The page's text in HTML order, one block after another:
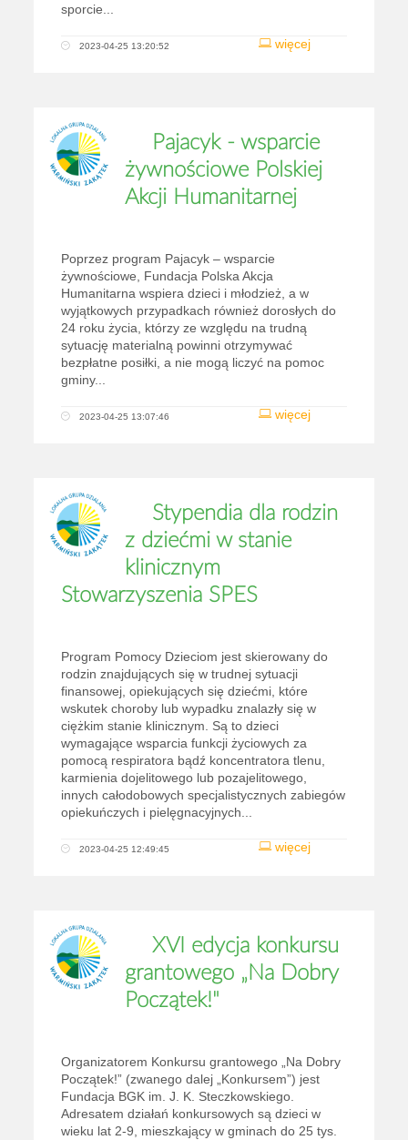
sporcie...
więcej
2023-04-25 13:20:52
Pajacyk - wsparcie
żywnościowe Polskiej
Akcji Humanitarnej
Poprzez program Pajacyk – wsparcie
żywnościowe, Fundacja Polska Akcja
Humanitarna wspiera dzieci i młodzież, a w
wyjątkowych przypadkach również dorosłych do
24 roku życia, którzy ze względu na trudną
sytuację materialną powinni otrzymywać
bezpłatne posiłki, a nie mogą liczyć na pomoc
gminy...
więcej
2023-04-25 13:07:46
Stypendia dla rodzin
z dziećmi w stanie
klinicznym
Stowarzyszenia SPES
Program Pomocy Dzieciom jest skierowany do
rodzin znajdujących się w trudnej sytuacji
finansowej, opiekujących się dziećmi, które
wskutek choroby lub wypadku znalazły się w
ciężkim stanie klinicznym. Są to dzieci
wymagające wsparcia funkcji życiowych za
pomocą respiratora bądź koncentratora tlenu,
karmienia dojelitowego lub pozajelitowego,
innych całodobowych specjalistycznych zabiegów
opiekuńczych i pielęgnacyjnych...
więcej
2023-04-25 12:49:45
XVI edycja konkursu
grantowego „Na Dobry
Początek!"
Organizatorem Konkursu grantowego „Na Dobry
Początek!” (zwanego dalej „Konkursem”) jest
Fundacja BGK im. J. K. Steczkowskiego.
Adresatem działań konkursowych są dzieci w
wieku lat 2-9, mieszkający w gminach do 25 tys.